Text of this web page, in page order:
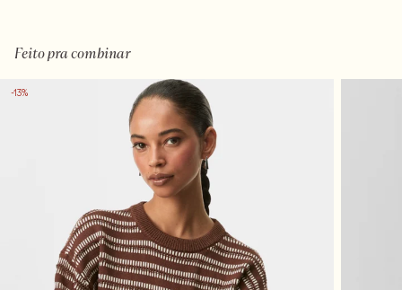
Feito pra combinar
-13%